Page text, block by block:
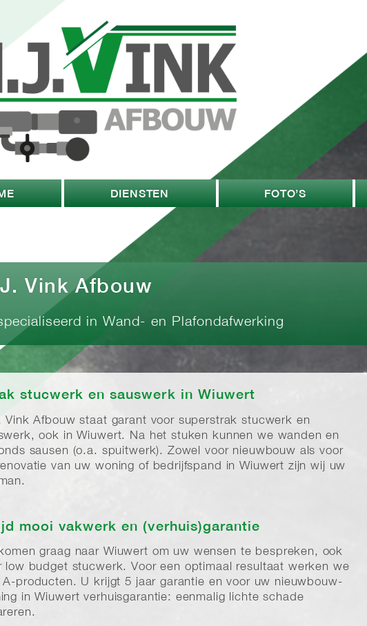
DIENSTEN FOTO’S
Vink Afbouw
in Wand- en Plafondafwerking
stucwerk en sauswerk in Wiuwert
Vink Afbouw staat garant voor superstrak stucwerk en
ook in Wiuwert. Na het stuken kunnen we wanden en
sausen (o.a. spuitwerk). Zowel voor nieuwbouw als voor
van uw woning of bedrijfspand in Wiuwert zijn wij uw
mooi vakwerk en (verhuis)garantie
graag naar Wiuwert om uw wensen te bespreken, ook
low budget stucwerk. Voor een optimaal resultaat werken we
A-producten. U krijgt 5 jaar garantie en voor uw nieuwbouw-
in Wiuwert verhuisgarantie: eenmalig lichte schade